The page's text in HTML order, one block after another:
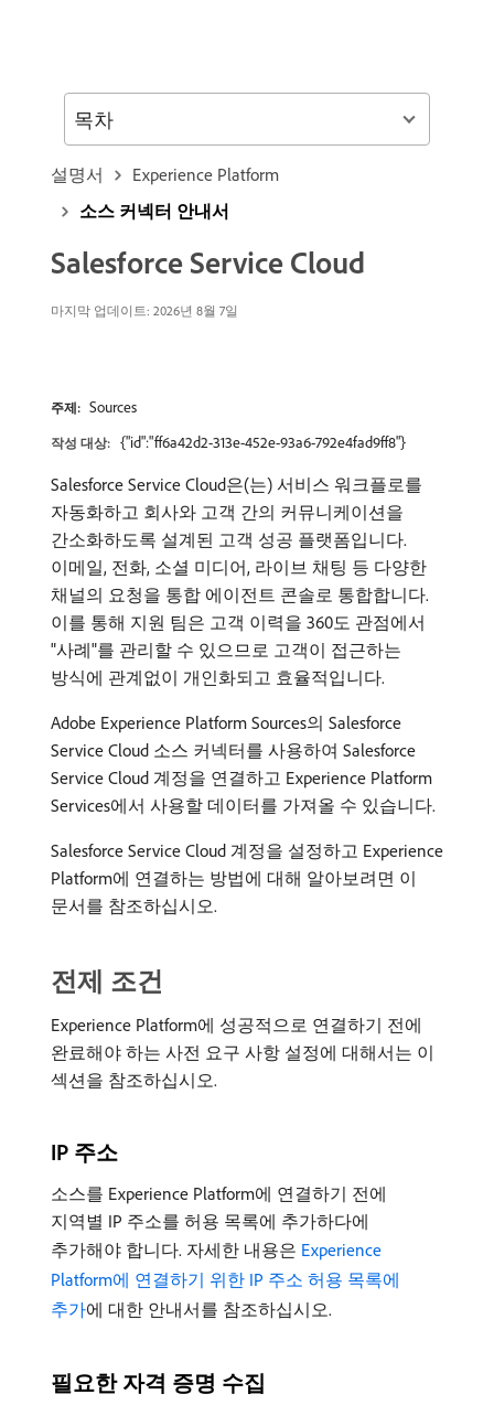
설명서
Experience Platform
소스 커넥터 안내서
Salesforce Service Cloud
마지막 업데이트: 2026년 8월 7일
주제: Sources
작성 대상: {"id":"ff6a42d2-313e-452e-93a6-792e4fad9ff8"}
Salesforce Service Cloud은(는) 서비스 워크플로를
자동화하고 회사와 고객 간의 커뮤니케이션을
간소화하도록 설계된 고객 성공 플랫폼입니다.
이메일, 전화, 소셜 미디어, 라이브 채팅 등 다양한
채널의 요청을 통합 에이전트 콘솔로 통합합니다.
이를 통해 지원 팀은 고객 이력을 360도 관점에서
"사례"를 관리할 수 있으므로 고객이 접근하는
방식에 관계없이 개인화되고 효율적입니다.
Adobe Experience Platform Sources의 Salesforce
Service Cloud 소스 커넥터를 사용하여 Salesforce
Service Cloud 계정을 연결하고 Experience Platform
Services에서 사용할 데이터를 가져올 수 있습니다.
Salesforce Service Cloud 계정을 설정하고 Experience
Platform에 연결하는 방법에 대해 알아보려면 이
문서를 참조하십시오.
전제 조건
Experience Platform에 성공적으로 연결하기 전에
완료해야 하는 사전 요구 사항 설정에 대해서는 이
섹션을 참조하십시오.
IP 주소
소스를 Experience Platform에 연결하기 전에
지역별 IP 주소를 허용 목록에 추가하다에
추가해야 합니다. 자세한 내용은 Experience
Platform에 연결하기 위한 IP 주소 허용 목록에
추가에 대한 안내서를 참조하십시오.
필요한 자격 증명 수집
목차